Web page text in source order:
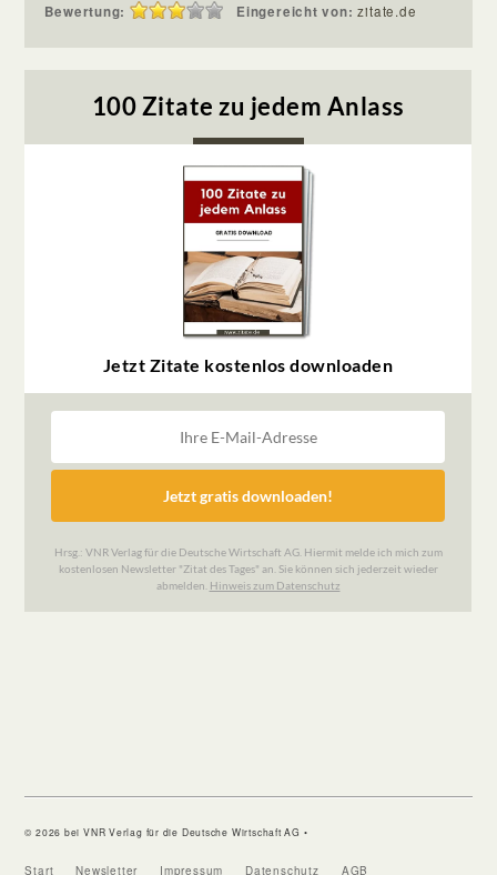
Bewertung: Eingereicht von:zitate.de
© 2026 bei VNR Verlag für die Deutsche Wirtschaft AG •
Start Newsletter Impressum Datenschutz AGB